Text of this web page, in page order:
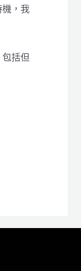
機，我
括但